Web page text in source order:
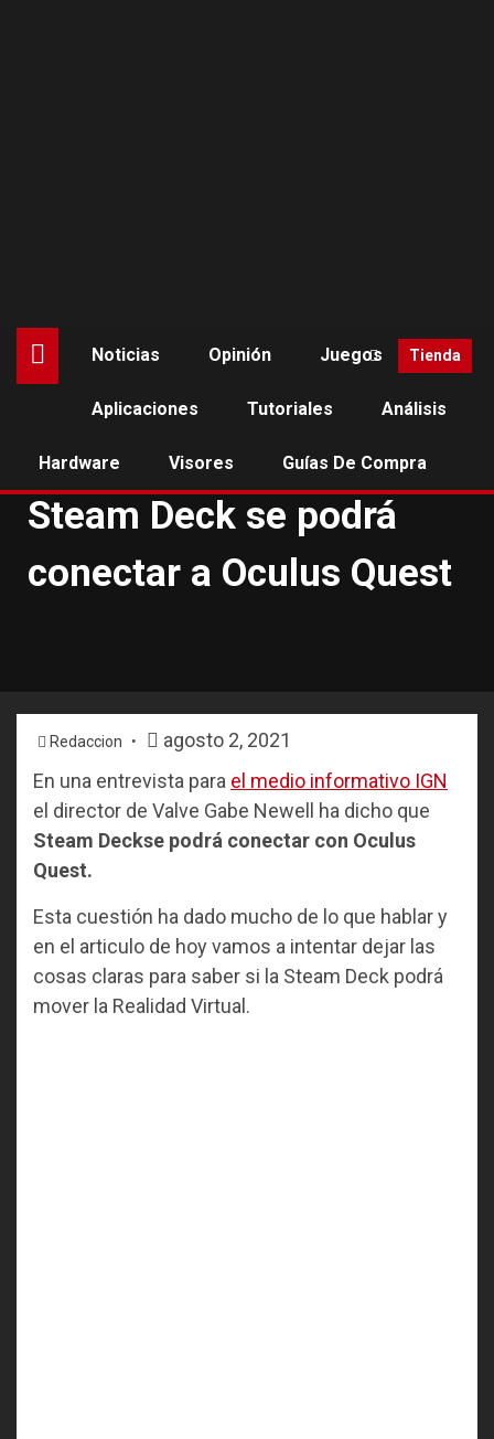
Noticias Opinión Juegos
Aplicaciones Tutoriales Análisis
Hardware Visores Guías De Compra
Tienda
NOTICIAS
Steam Deck se podrá
conectar a Oculus Quest
Redaccion
agosto 2, 2021
En una entrevista para el medio informativo IGN
el director de Valve Gabe Newell ha dicho que
Steam Deckse podrá conectar con Oculus
Quest.
Esta cuestión ha dado mucho de lo que hablar y
en el articulo de hoy vamos a intentar dejar las
cosas claras para saber si la Steam Deck podrá
mover la Realidad Virtual.